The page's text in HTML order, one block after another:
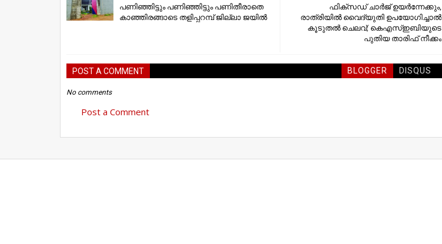
ഫിക്സഡ് ചാര്‍ജ് ഉയര്‍ന്നേക്കും,
രാത്രിയില്‍ വൈദ്യുതി ഉപയോഗിച്ചാല്‍
കൂടുതല്‍ ചെലവ്; കെഎസ്‌ഇബിയുടെ
പുതിയ താരിഫ് നീക്കം
പണിഞ്ഞിട്ടും പണിഞ്ഞിട്ടും പണിതീരാതെ
കാഞ്ഞിരങ്ങാടെ തളിപ്പറമ്പ്‌ ജില്ലാ ജയില്‍
POST A COMMENT BLOGGER DISQUS
No comments
Post a Comment